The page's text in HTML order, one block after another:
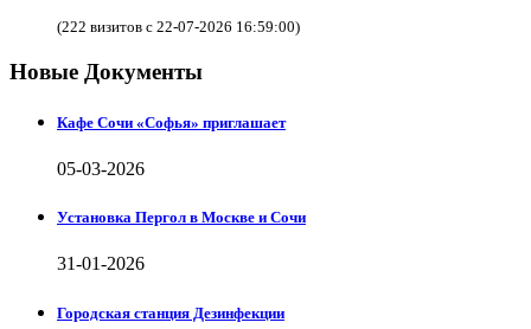
(222 визитов с 22-07-2026 16:59:00)
Новые Документы
Кафе Сочи «Софья» приглашает
05-03-2026
Установка Пергол в Москве и Сочи
31-01-2026
Городская станция Дезинфекции